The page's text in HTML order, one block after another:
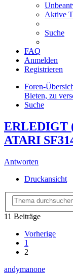
Aktive
Suche
FAQ
Anmelden
Registrieren
Foren-
Bieten, zu
Suche
ERLEDIGT
ATARI
Antworten
Druckansicht
11 Beiträge
Vorherige
1
2
andymanone